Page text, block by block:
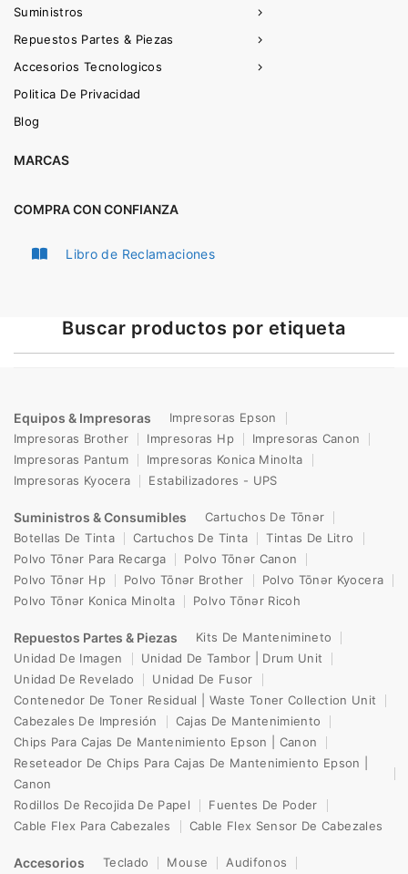
Suministros
Repuestos Partes & Piezas
Accesorios Tecnologicos
Politica De Privacidad
Blog
MARCAS
COMPRA CON CONFIANZA
Libro de Reclamaciones
Buscar productos por etiqueta
Equipos & Impresoras
Impresoras Epson
Impresoras Brother
Impresoras Hp
Impresoras Canon
Impresoras Pantum
Impresoras Konica Minolta
Impresoras Kyocera
Estabilizadores - UPS
Suministros & Consumibles
Cartuchos De Tōnər
Botellas De Tinta
Cartuchos De Tinta
Tintas De Litro
Polvo Tōnər Para Recarga
Polvo Tōnər Canon
Polvo Tōnər Hp
Polvo Tōnər Brother
Polvo Tōnər Kyocera
Polvo Tōnər Konica Minolta
Polvo Tōnər Ricoh
Repuestos Partes & Piezas
Kits De Mantenimineto
Unidad De Imagen
Unidad De Tambor | Drum Unit
Unidad De Revelado
Unidad De Fusor
Contenedor De Toner Residual | Waste Toner Collection Unit
Cabezales De Impresión
Cajas De Mantenimiento
Chips Para Cajas De Mantenimiento Epson | Canon
Reseteador De Chips Para Cajas De Mantenimiento Epson |
Canon
Rodillos De Recojida De Papel
Fuentes De Poder
Cable Flex Para Cabezales
Cable Flex Sensor De Cabezales
Accesorios Teclado Mouse Audifonos